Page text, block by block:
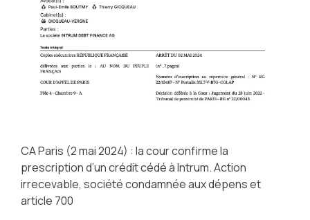
CA Paris (2 mai 2024) : la cour confirme la
prescription d’un crédit cédé à Intrum. Action
irrecevable, société condamnée aux dépens et
article 700